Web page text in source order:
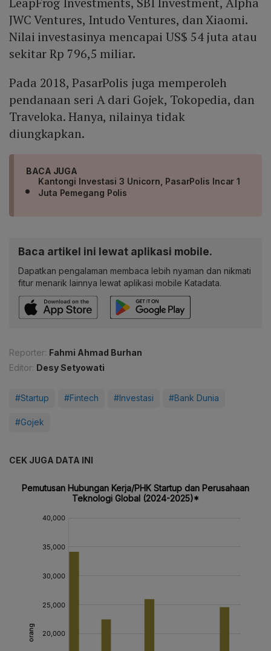
JWC Ventures, Intudo Ventures, dan Xiaomi.
Nilai investasinya mencapai US$ 54 juta atau
sekitar Rp 796,5 miliar.
Pada 2018, PasarPolis juga memperoleh
pendanaan seri A dari Gojek, Tokopedia, dan
Traveloka. Hanya, nilainya tidak
diungkapkan.
BACA JUGA
Kantongi Investasi 3 Unicorn, PasarPolis Incar 1
Juta Pemegang Polis
Baca artikel ini lewat aplikasi mobile.
Dapatkan pengalaman membaca lebih nyaman dan nikmati
fitur menarik lainnya lewat aplikasi mobile Katadata.
Reporter: Fahmi Ahmad Burhan
Editor: Desy Setyowati
#Startup #Fintech #Investasi #Bank Dunia
#Gojek
CEK JUGA DATA INI